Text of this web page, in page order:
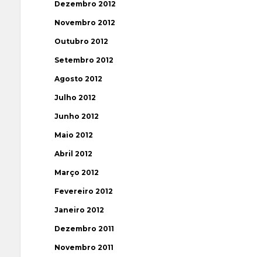
Dezembro 2012
Novembro 2012
Outubro 2012
Setembro 2012
Agosto 2012
Julho 2012
Junho 2012
Maio 2012
Abril 2012
Março 2012
Fevereiro 2012
Janeiro 2012
Dezembro 2011
Novembro 2011